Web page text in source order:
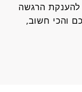
הרגשה
והכי חשוב,